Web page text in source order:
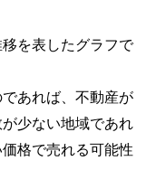
を表したグラフで
あれば、不動産が
少ない地域であれ
格で売れる可能性